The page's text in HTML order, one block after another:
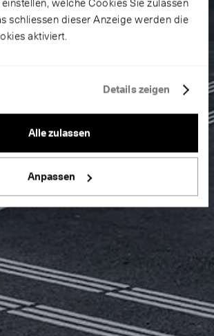
welche Cookies Sie zulassen
schliessen dieser Anzeige werden die
aktiviert.
Details zeigen
Alle zulassen
Anpassen